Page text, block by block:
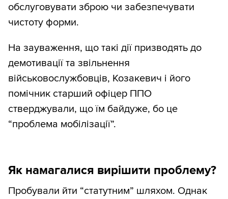
обслуговувати зброю чи забезпечувати
чистоту форми.
На зауваження, що такі дії призводять до
демотивації та звільнення
військовослужбовців, Козакевич і його
помічник старший офіцер ППО
стверджували, що їм байдуже, бо це
“проблема мобілізації”.
Як намагалися вирішити проблему?
Пробували йти “статутним” шляхом. Однак